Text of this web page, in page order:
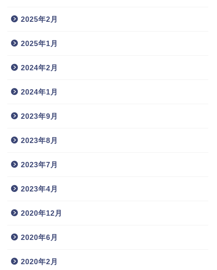
2025年2月
2025年1月
2024年2月
2024年1月
2023年9月
2023年8月
2023年7月
2023年4月
2020年12月
2020年6月
2020年2月